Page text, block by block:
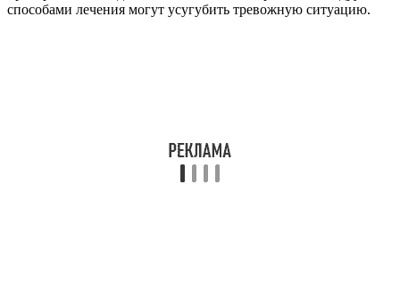
способами лечения могут усугубить тревожную ситуацию.